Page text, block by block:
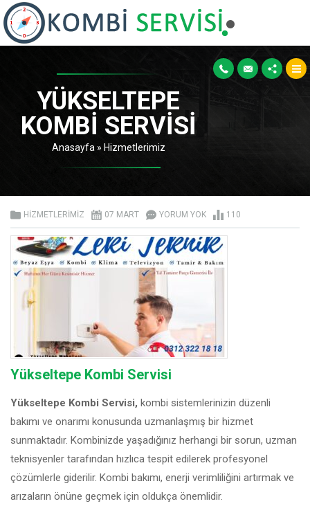
YÜKSELTEPE
KOMBI SERVISI
Anasayfa » Hizmetlerimiz
HIZMETLERIMIZ 07 MART YORUM YOK 110
Yükseltepe Kombi Servisi
Yükseltepe Kombi Servisi, kombi sistemlerinizin düzenli
bakımı ve onarımı konusunda uzmanlaşmış bir hizmet
sunmaktadır. Kombinizde yaşadığınız herhangi bir sorun, uzman
teknisyenler tarafından hızlıca tespit edilerek profesyonel
çözümlerle giderilir. Kombi bakımı, enerji verimliliğini artırmak ve
arızaların önüne geçmek için oldukça önemlidir.